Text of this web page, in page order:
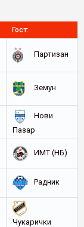
Гост:
Партизан
Земун
Нови
Пазар
ИМТ (НБ)
Радник
Чукарички